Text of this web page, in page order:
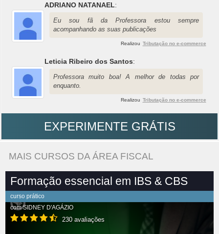
ADRIANO NATANAEL:
Eu sou fã da Professora estou sempre
acompanhando as suas publicações
Realizou Tributação no e-commerce
Leticia Ribeiro dos Santos:
Professora muito boa! A melhor de todas por
enquanto.
Realizou Tributação no e-commerce
EXPERIMENTE GRÁTIS
MAIS CURSOS DA ÁREA FISCAL
Formação essencial em IBS & CBS
curso prático
comSIDNEY D'AGÁZIO
230 avaliações